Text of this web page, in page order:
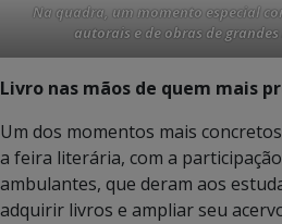
Na quadra, um momento especial
autorais e de obras de
Livro nas mãos de quem mais
Um dos momentos mais
a feira literária, com a
ambulantes, que deram aos
adquirir livros e ampliar seu